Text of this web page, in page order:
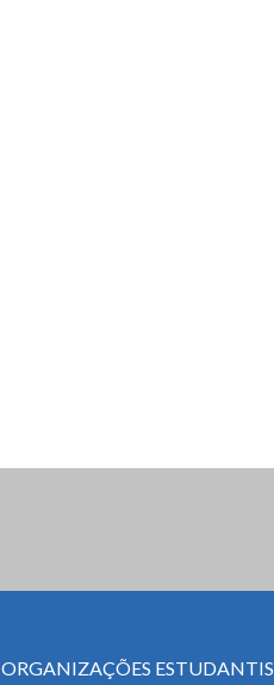
ORGANIZAÇÕES ESTUDANTIS